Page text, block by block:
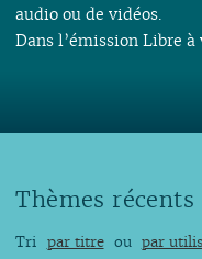
audio ou de vidéos.
Dans l’émission Libre à
Thèmes récents
Tri par titre ou par